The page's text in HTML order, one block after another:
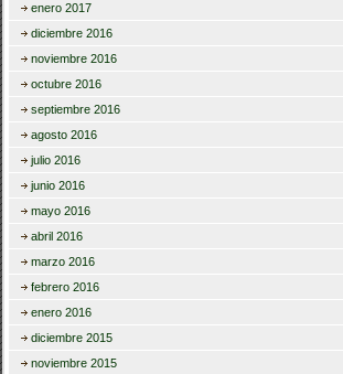
enero 2017
diciembre 2016
noviembre 2016
octubre 2016
septiembre 2016
agosto 2016
julio 2016
junio 2016
mayo 2016
abril 2016
marzo 2016
febrero 2016
enero 2016
diciembre 2015
noviembre 2015